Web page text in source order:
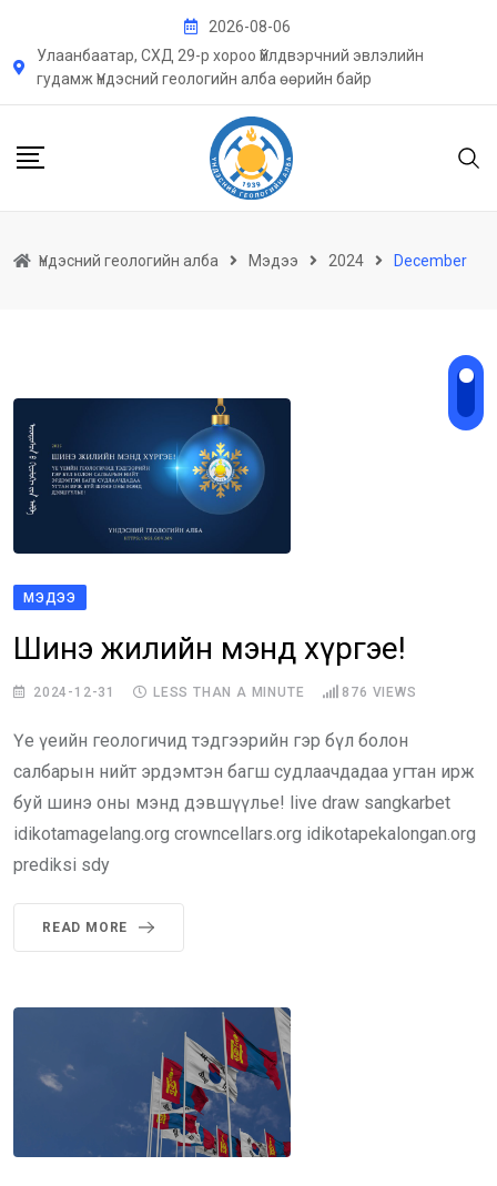
content
2026-08-06
Улаанбаатар, СХД 29-р хороо Үйлдвэрчний эвлэлийн
гудамж Үндэсний геологийн алба өөрийн байр
Үндэсний геологийн алба Мэдээ 2024 December
МЭДЭЭ
Шинэ жилийн мэнд хүргэе!
2024-12-31 LESS THAN A MINUTE 876 VIEWS
Үе үеийн геологичид тэдгээрийн гэр бүл болон
салбарын нийт эрдэмтэн багш судлаачдадаа угтан ирж
буй шинэ оны мэнд дэвшүүлье! live draw sangkarbet
idikotamagelang.org crowncellars.org idikotapekalongan.org
prediksi sdy
READ MORE